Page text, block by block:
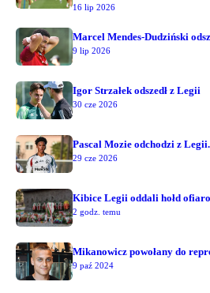
16 lip 2026
Marcel Mendes-Dudziński
9 lip 2026
Igor Strzałek odszedł z Legii
30 cze 2026
Pascal Mozie odchodzi z
29 cze 2026
Kibice Legii oddali hołd
2 godz. temu
Mikanowicz powołany do
9 paź 2024